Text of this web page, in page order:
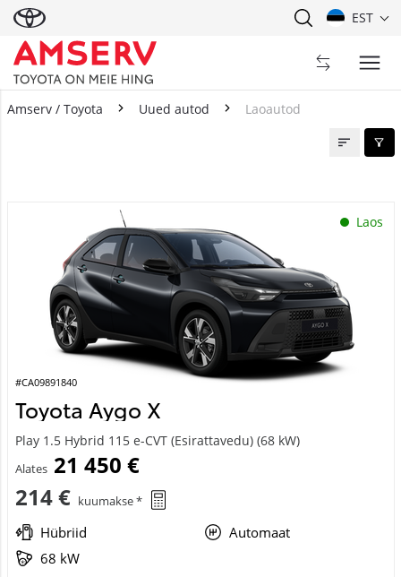
EST
Amserv / Toyota Uued autod Laoautod
Laos
#CA09891840
Toyota Aygo X
Play 1.5 Hybrid 115 e-CVT (Esirattavedu) (68 kW)
Alates 21 450 €
214 € kuumakse *
Hübriid
Automaat
68 kW